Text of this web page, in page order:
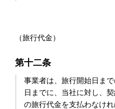
（旅行代金）
第十二条
事業者は、旅行開始日ま
日までに、当社に対し、
の旅行代金を支払わなけれ